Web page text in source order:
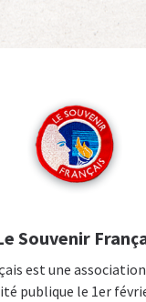
Souvenir
est une
publique le 1er